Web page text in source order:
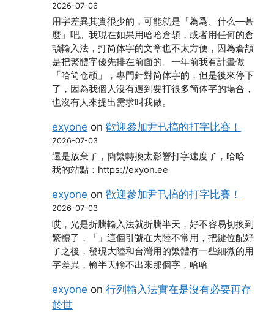
2026-07-06
用字差異其實很少的，可能就是「為爲、什么―甚
麼」吧。我現在如果用哈哈倉頡，或者用任何的倉
頡輸入法，打简体字的文章也不太方便，因為倉頡
是把繁體字優先排在前面的。一年前我有計畫做
「哈简仓颉」，專門針對简体字的，但是後來停下
了，因為我個人沒有遇到要打很多简体字的場合，
也沒有人來提出需求叫我做。
exyone on歡迎參加尹卂搞的打字比賽！
2026-07-03
還是放棄了，簡繁轉換太影響打字速度了，哈哈
我的站點：https://exyon.ee
exyone on歡迎參加尹卂搞的打字比賽！
2026-07-03
哎，光是折騰輸入法就折騰半天，好不容易切換到
繁體了，「」這個引號在大陸不常用，把鍵位配好
了之後，發現大陸和台灣用的繁體有一些細微的用
字差異，輸半天輸不出來那個字，哈哈
exyone on行列輸入法實在是沒有必要再存
於世